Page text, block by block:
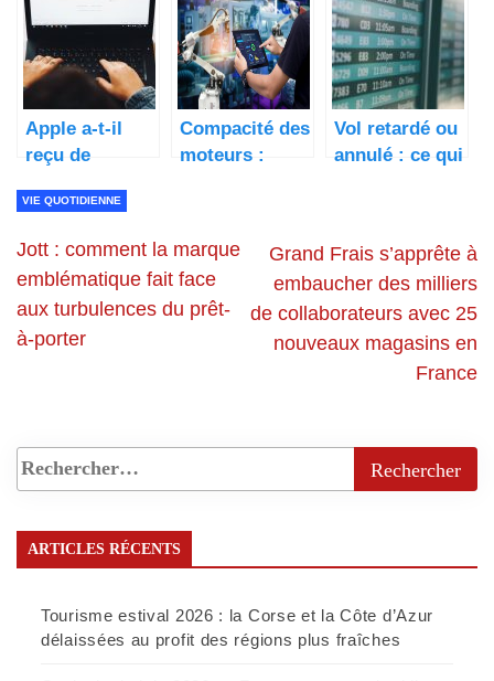
Apple a-t-il
reçu de
Google pour
de moteur de
recherche ?
Compacité des
moteurs :
des robots
logistiques ?
Vol retardé ou
annulé : ce qui
février 2026
VIE QUOTIDIENNE
Jott : comment la marque
emblématique fait face
aux turbulences du prêt-
à-porter
Grand Frais s’apprête à
embaucher des milliers
de collaborateurs avec 25
nouveaux magasins en
France
ARTICLES RÉCENTS
Tourisme estival 2026 : la Corse et la Côte d’Azur
délaissées au profit des régions plus fraîches